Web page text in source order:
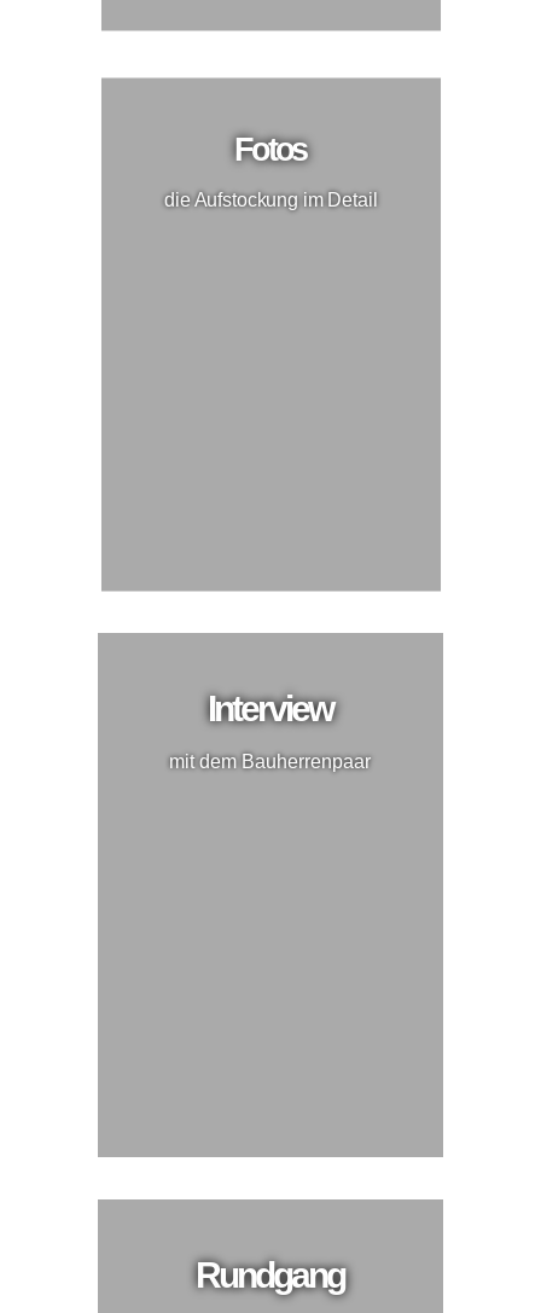
Fotos
die Aufstockung im Detail
Interview
mit dem Bauherrenpaar
Rundgang